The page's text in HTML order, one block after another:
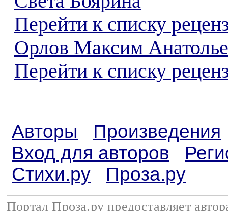
Перейти к списку
Орлов Максим
Перейти к списку
Авторы
Произведения
Вход для авторов
Стихи.ру
Проза.ру
Портал Проза.ру предоставляет